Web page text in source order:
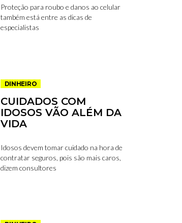
Proteção para roubo e danos ao celular
também está entre as dicas de
especialistas
DINHEIRO
CUIDADOS COM
IDOSOS VÃO ALÉM DA
VIDA
Idosos devem tomar cuidado na hora de
contratar seguros, pois são mais caros,
dizem consultores